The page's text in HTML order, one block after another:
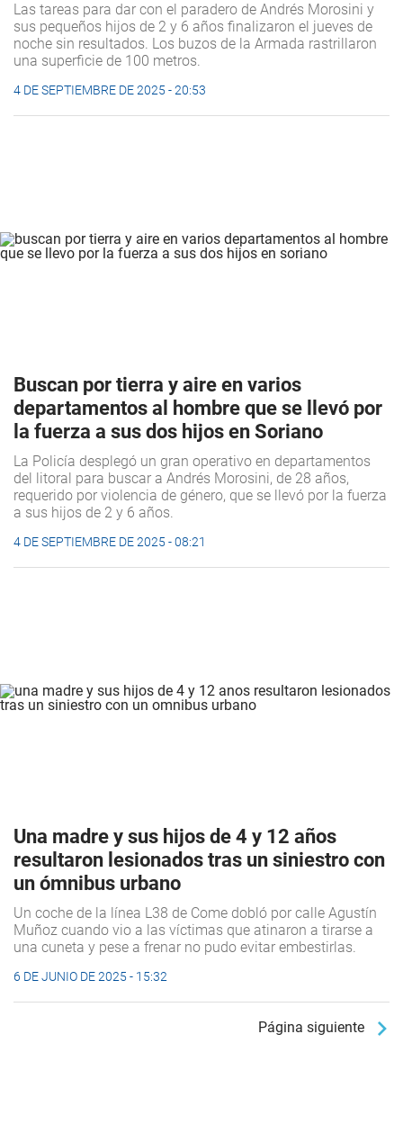
Las tareas para dar con el paradero de Andrés Morosini y
sus pequeños hijos de 2 y 6 años finalizaron el jueves de
noche sin resultados. Los buzos de la Armada rastrillaron
una superficie de 100 metros.
4 DE SEPTIEMBRE DE 2025 - 20:53
Buscan por tierra y aire en varios
departamentos al hombre que se llevó por
la fuerza a sus dos hijos en Soriano
La Policía desplegó un gran operativo en departamentos
del litoral para buscar a Andrés Morosini, de 28 años,
requerido por violencia de género, que se llevó por la fuerza
a sus hijos de 2 y 6 años.
4 DE SEPTIEMBRE DE 2025 - 08:21
Una madre y sus hijos de 4 y 12 años
resultaron lesionados tras un siniestro con
un ómnibus urbano
Un coche de la línea L38 de Come dobló por calle Agustín
Muñoz cuando vio a las víctimas que atinaron a tirarse a
una cuneta y pese a frenar no pudo evitar embestirlas.
6 DE JUNIO DE 2025 - 15:32
Página siguiente